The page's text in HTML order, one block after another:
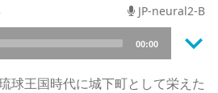
JP-neural2-B
00:00 keyboard_arrow_down
球王国時代に城下町として栄えた